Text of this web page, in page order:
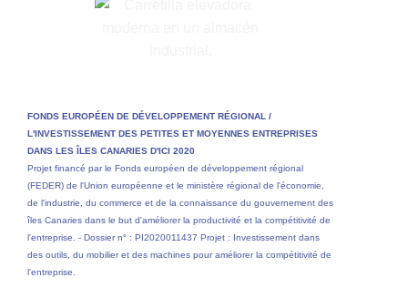
FONDS EUROPÉEN DE DÉVELOPPEMENT RÉGIONAL /
L'INVESTISSEMENT DES PETITES ET MOYENNES ENTREPRISES
DANS LES ÎLES CANARIES D'ICI 2020
Projet financé par le Fonds européen de développement régional
(FEDER) de l'Union européenne et le ministère régional de l'économie,
de l'industrie, du commerce et de la connaissance du gouvernement des
îles Canaries dans le but d'améliorer la productivité et la compétitivité de
l'entreprise. - Dossier n° : PI2020011437 Projet : Investissement dans
des outils, du mobilier et des machines pour améliorer la compétitivité de
l'entreprise.